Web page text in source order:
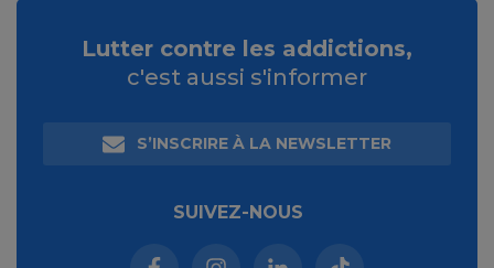
Lutter contre les addictions,
c'est aussi s'informer
S’INSCRIRE À LA NEWSLETTER
SUIVEZ-NOUS